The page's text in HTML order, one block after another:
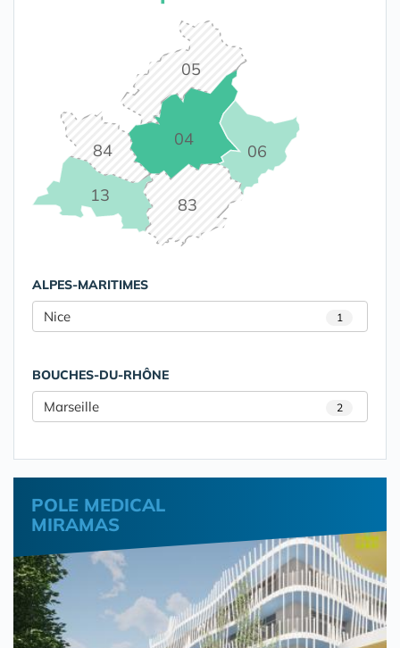
04
05
06
13 83
84
ALPES-MARITIMES
Nice 1
BOUCHES-DU-RHÔNE
Marseille 2
POLE MEDICAL
MIRAMAS